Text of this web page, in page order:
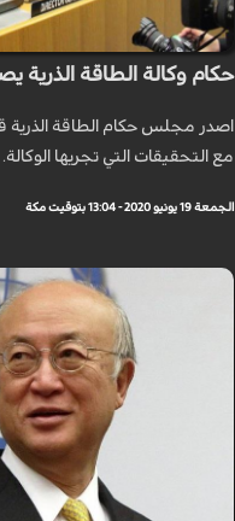
حكام وكالة الطاقة الذرية
اصدر مجلس حكام الطاقة الذرية
مع التحقيقات التي تجريها الوكالة.
الجمعة 19 يونيو 2020 - 13:04 بتوقيت مكة